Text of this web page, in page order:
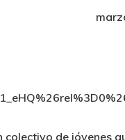
de jóvenes